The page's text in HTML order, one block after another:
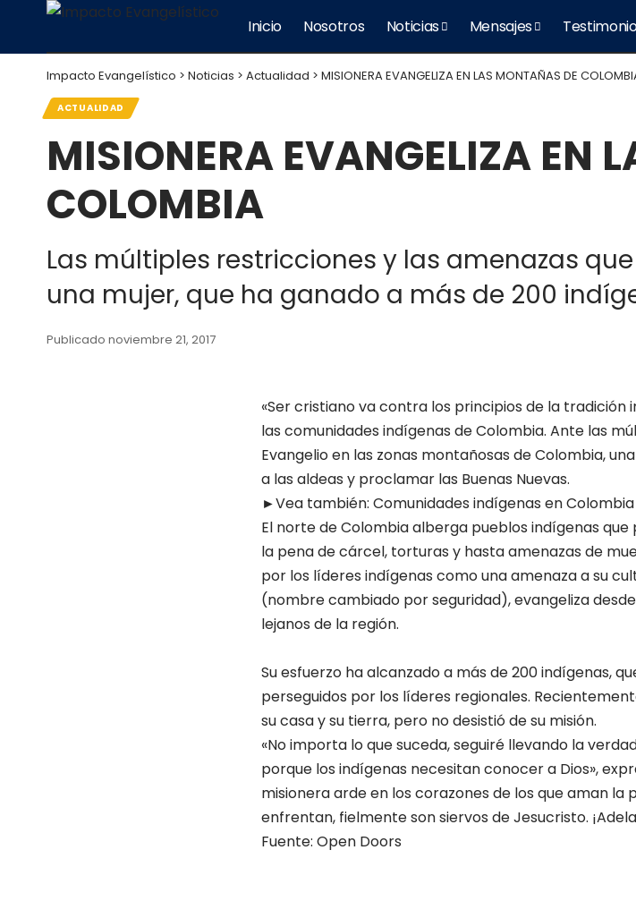
Inicio Nosotros Noticias Mensajes
Impacto Evangelístico > Noticias > Actualidad > MISIONERA EVANGELIZA EN LAS MONTAÑAS DE
ACTUALIDAD
MISIONERA EVANGELIZA EN
COLOMBIA
Las múltiples restricciones y las amenazas
una mujer, que ha ganado a más de 200
Publicado noviembre 21, 2017
«Ser cristiano va contra los principios de la tradición
las comunidades indígenas de Colombia. Ante las
Evangelio en las zonas montañosas de Colombia,
a las aldeas y proclamar las Buenas Nuevas.
►Vea también: Comunidades indígenas en
El norte de Colombia alberga pueblos indígenas
la pena de cárcel, torturas y hasta amenazas de
por los líderes indígenas como una amenaza a su
(nombre cambiado por seguridad), evangeliza
lejanos de la región.
Su esfuerzo ha alcanzado a más de 200 indígenas,
perseguidos por los líderes regionales.
su casa y su tierra, pero no desistió de su misión.
«No importa lo que suceda, seguiré llevando la
porque los indígenas necesitan conocer a Dios»,
misionera arde en los corazones de los que aman la
enfrentan, fielmente son siervos de Jesucristo.
Fuente: Open Doors